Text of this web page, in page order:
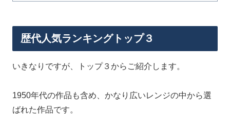
歴代人気ランキングトップ３
いきなりですが、トップ３からご紹介します。
1950年代の作品も含め、かなり広いレンジの中から選
ばれた作品です。